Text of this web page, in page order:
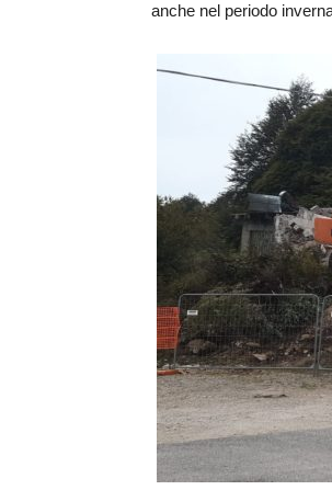
anche nel periodo